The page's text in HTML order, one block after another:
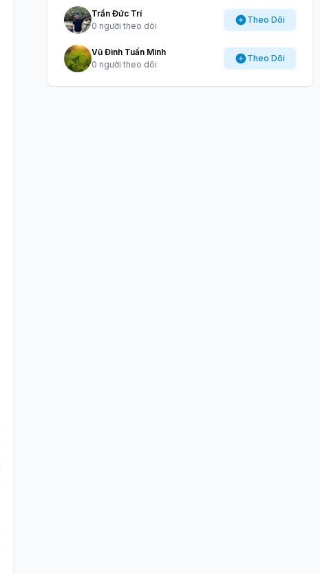
Trần Đức Trí
0 người theo dõi
Theo Dõi
Vũ Đình Tuấn Minh
0 người theo dõi
Theo Dõi